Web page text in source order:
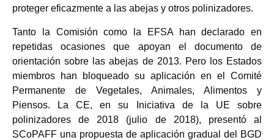
proteger eficazmente a las abejas y otros polinizadores.
Tanto la Comisión como la EFSA han declarado en
repetidas ocasiones que apoyan el documento de
orientación sobre las abejas de 2013. Pero los Estados
miembros han bloqueado su aplicación en el Comité
Permanente de Vegetales, Animales, Alimentos y
Piensos. La CE, en su Iniciativa de la UE sobre
polinizadores de 2018 (julio de 2018), presentó al
SCoPAFF una propuesta de aplicación gradual del BGD